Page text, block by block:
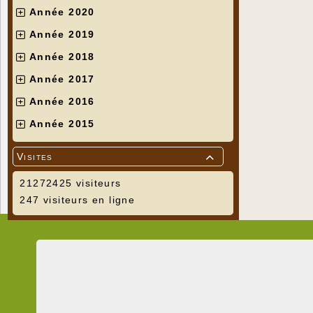
Année 2020
Année 2019
Année 2018
Année 2017
Année 2016
Année 2015

Visites
21272425 visiteurs
247 visiteurs en ligne